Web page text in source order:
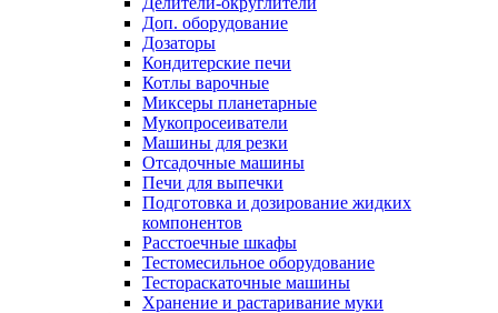
Доп. оборудование
Дозаторы
Кондитерские печи
Котлы варочные
Миксеры планетарные
Мукопросеиватели
Машины для резки
Отсадочные машины
Печи для выпечки
Подготовка и дозирование жидких
компонентов
Расстоечные шкафы
Тестомесильное оборудование
Тестораскаточные машины
Хранение и растаривание муки